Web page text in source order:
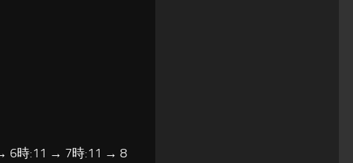
6時:11 → 7時:11 → 8